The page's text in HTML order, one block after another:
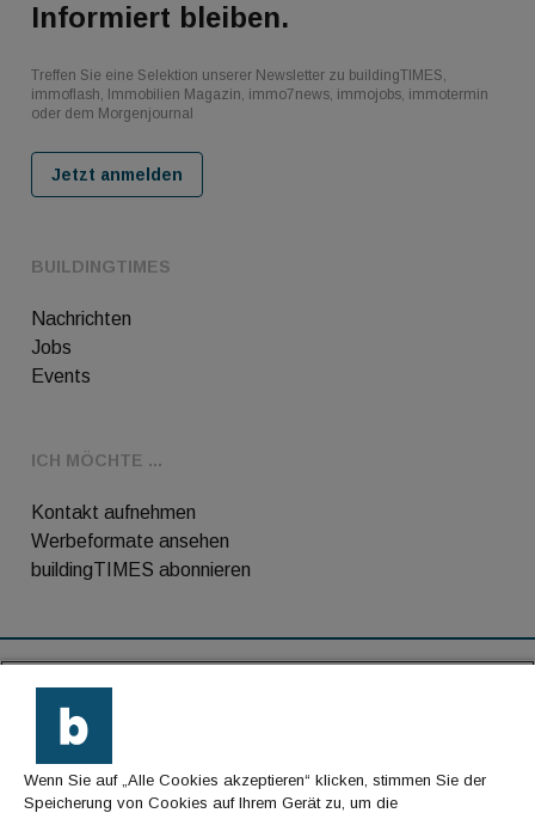
BUILDINGTIMES
Nachrichten
Jobs
Events
ICH MÖCHTE ...
Kontakt aufnehmen
Werbeformate ansehen
buildingTIMES abonnieren
Informiert bleiben.
Treffen Sie eine Selektion unserer Newsletter zu buildingTIMES,
immoflash, Immobilien Magazin, immo7news, immojobs, immotermin
oder dem Morgenjournal
Jetzt anmelden
Kontakt
Impressum
Wenn Sie auf „Alle Cookies akzeptieren“ klicken, stimmen Sie der
Speicherung von Cookies auf Ihrem Gerät zu, um die